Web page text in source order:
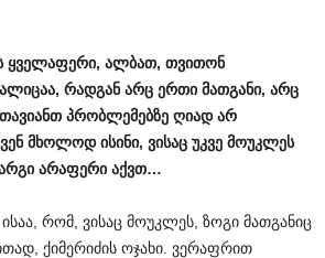
ყველაფერი, ალბათ, თვითონ
, რადგან არც ერთი მათგანი, არც
თავიანთ პრობლემებზე ღიად არ
მხოლოდ ისინი, ვისაც უკვე მოუკლეს
არაფერი აქვთ…
რომ, ვისაც მოუკლეს, ზოგი მათგანიც
ქიმერიძის ოჯახი. ვერაფრით